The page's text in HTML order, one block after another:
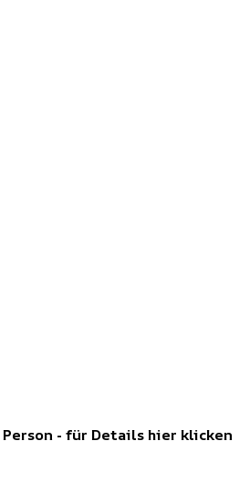
- für Details hier klicken